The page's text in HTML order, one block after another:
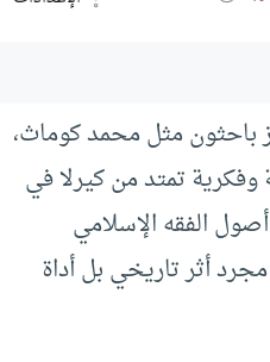
باحثون مثل محمد كوماث،
تمتد من كيرلا في
الفقه الإسلامي
أثر تاريخي بل أداة